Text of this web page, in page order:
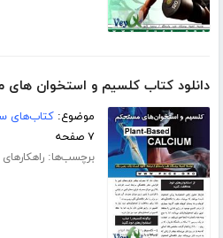
دانلود کتاب کلسیم و استخوان
موضوع:کتاب‌های
۷ صفحه
برچسب‌ها: